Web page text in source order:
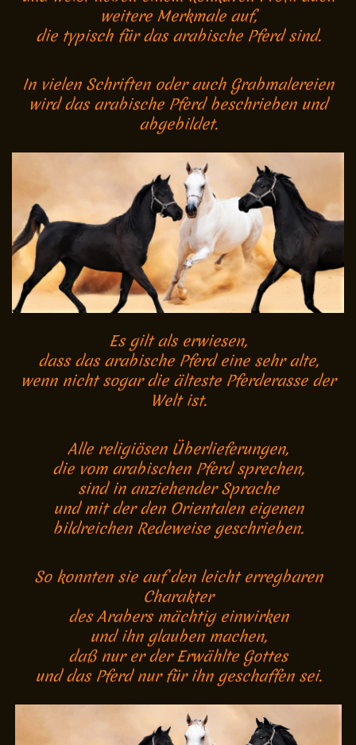
weitere Merkmale auf,
die typisch für das arabische Pferd sind.
In vielen Schriften oder auch Grabmalereien
wird das arabische Pferd beschrieben und
abgebildet.
Es gilt als erwiesen,
dass das arabische Pferd eine sehr alte,
wenn nicht sogar die älteste Pferderasse der
Welt ist.
Alle religiösen Überlieferungen,
die vom arabischen Pferd sprechen,
sind in anziehender Sprache
und mit der den Orientalen eigenen
bildreichen Redeweise geschrieben.
So konnten sie auf den leicht erregbaren
Charakter
des Arabers mächtig einwirken
und ihn glauben machen,
daß nur er der Erwählte Gottes
und das Pferd nur für ihn geschaffen sei.